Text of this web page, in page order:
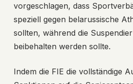
vorgeschlagen, dass
speziell gegen belarussische
sollten, während die
beibehalten werden sollte.
Indem die FIE die vollständige